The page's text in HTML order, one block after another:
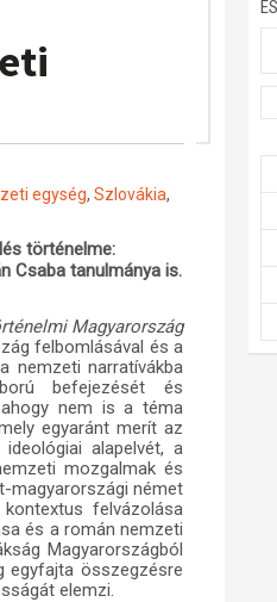
egység, Szlovákia,
történelme:
Csaba tanulmánya is.
Magyarország
felbomlásával és a
nemzeti narratívákba
befejezését és
nem is a téma
egyaránt merít az
alapelvét, a
mozgalmak és
magyarországi német
felvázolása
és a román nemzeti
Magyarországból
egyfajta összegzésre
elemzi.